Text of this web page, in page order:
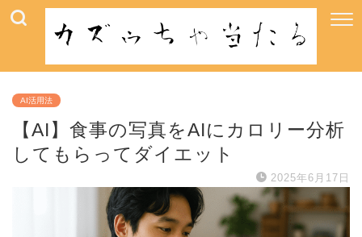
AI活用法
【AI】食事の写真をAIにカロリー分析
してもらってダイエット
2025年6月17日